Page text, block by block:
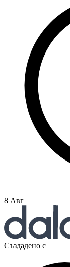
8 Авг
Създадено с